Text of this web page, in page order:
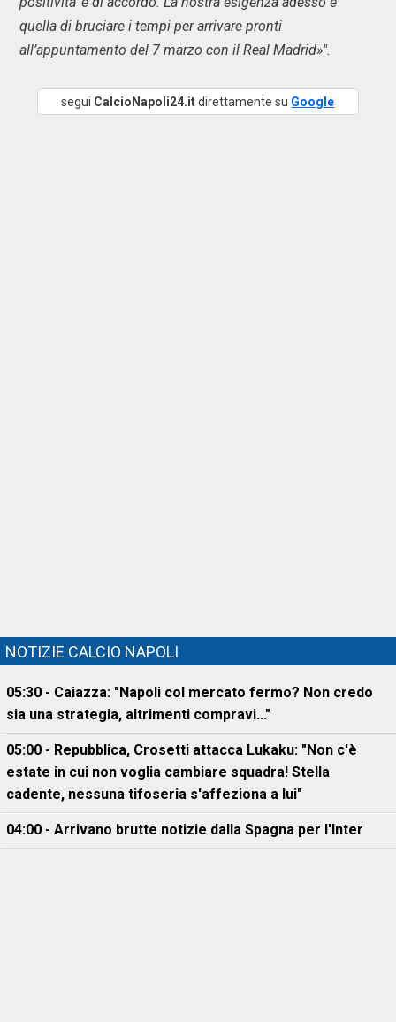
quella di bruciare i tempi per arrivare pronti
all’appuntamento del 7 marzo con il Real Madrid»".
segui CalcioNapoli24.itdirettamente su Google
NOTIZIE CALCIO NAPOLI
05:30 - Caiazza: "Napoli col mercato fermo? Non credo
sia una strategia, altrimenti compravi..."
05:00 - Repubblica, Crosetti attacca Lukaku: "Non c'è
estate in cui non voglia cambiare squadra! Stella
cadente, nessuna tifoseria s'affeziona a lui"
04:00 - Arrivano brutte notizie dalla Spagna per l'Inter